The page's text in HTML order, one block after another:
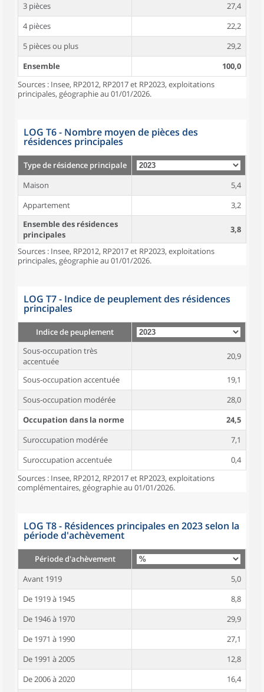
3 pièces
27,4
4 pièces
22,2
5 pièces ou plus
29,2
Ensemble
100,0
Sources : Insee, RP2012, RP2017 et RP2023, exploitations
principales, géographie au 01/01/2026.
LOG T6 - Nombre moyen de pièces des
résidences principales
Type de résidence principale
Maison
5,4
Appartement
3,2
Ensemble des résidences
principales
3,8
Sources : Insee, RP2012, RP2017 et RP2023, exploitations
principales, géographie au 01/01/2026.
LOG T7 - Indice de peuplement des résidences
principales
Indice de peuplement
Sous-occupation très
accentuée
20,9
Sous-occupation accentuée
19,1
Sous-occupation modérée
28,0
Occupation dans la norme
24,5
Suroccupation modérée
7,1
Suroccupation accentuée
0,4
Sources : Insee, RP2012, RP2017 et RP2023, exploitations
complémentaires, géographie au 01/01/2026.
LOG T8 - Résidences principales en 2023 selon la
période d'achèvement
Période d'achèvement
Avant 1919
5,0
De 1919 à 1945
8,8
De 1946 à 1970
29,9
De 1971 à 1990
27,1
De 1991 à 2005
12,8
De 2006 à 2020
16,4